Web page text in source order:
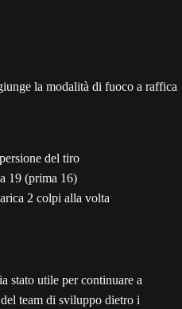
la modalità di fuoco a raffica
del tiro
19 (prima 16)
2 colpi alla volta
stato utile per continuare a
team di sviluppo dietro i